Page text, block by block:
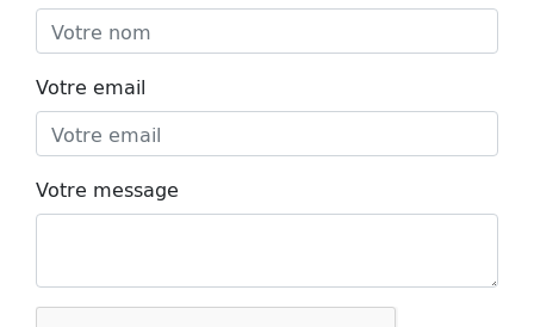
Votre email
Votre message